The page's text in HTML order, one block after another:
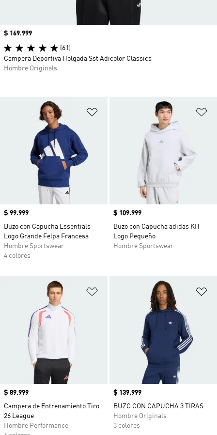
Añadir a la lista de deseos
Precio
$ 99.999
Buzo con Capucha Essentials
Logo Grande Felpa Francesa
Hombre Sportswear
4 colores
Precio
$ 109.999
Buzo con Capucha adidas KIT
Logo Pequeño
Hombre Sportswear
Añadir a la lista de deseos
Precio
$ 89.999
Campera de Entrenamiento Tiro
26 League
Hombre Performance
Precio
$ 139.999
BUZO CON CAPUCHA 3 TIRAS
Hombre Originals
3 colores
Precio
$ 169.999
(61)
Campera Deportiva Holgada Sst Adicolor Classics
Hombre Originals